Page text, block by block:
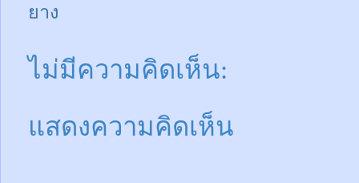
ยาง
ไม่มีความคิดเห็น:
แสดงความคิดเห็น